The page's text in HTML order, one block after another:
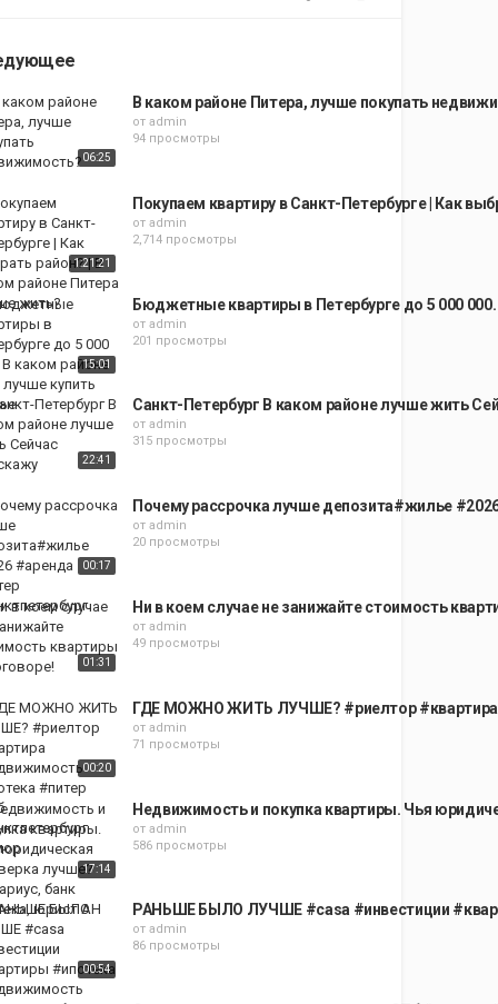
06:25
В каком районе Питера, лучше покупать
от admin
94 просмотры
1:21:21
Покупаем квартиру в Санкт-Петербурге | Как
от admin
2,714 просмотры
15:01
Бюджетные квартиры в Петербурге до 5 000
от admin
201 просмотры
22:41
Санкт-Петербург В каком районе лучше жить
от admin
315 просмотры
00:17
Почему рассрочка лучше депозита#жилье
от admin
20 просмотры
01:31
Ни в коем случае не занижайте стоимость
от admin
49 просмотры
00:20
ГДЕ МОЖНО ЖИТЬ ЛУЧШЕ? #риелтор #квартира
от admin
71 просмотры
17:14
Недвижимость и покупка квартиры. Чья
от admin
586 просмотры
00:54
РАНЬШЕ БЫЛО ЛУЧШЕ #casa #инвестиции
от admin
86 просмотры